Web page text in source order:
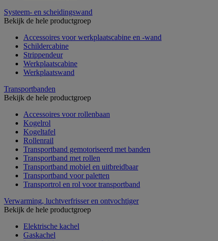
Systeem- en scheidingswand
Bekijk de hele productgroep
Accessoires voor werkplaatscabine en -wand
Schildercabine
Strippendeur
Werkplaatscabine
Werkplaatswand
Transportbanden
Bekijk de hele productgroep
Accessoires voor rollenbaan
Kogelrol
Kogeltafel
Rollenrail
Transportband gemotoriseerd met banden
Transportband met rollen
Transportband mobiel en uitbreidbaar
Transportband voor paletten
Transportrol en rol voor transportband
Verwarming, luchtverfrisser en ontvochtiger
Bekijk de hele productgroep
Elektrische kachel
Gaskachel